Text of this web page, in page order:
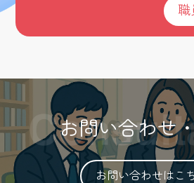
職
お問い合わせ
お問い合わせはこ